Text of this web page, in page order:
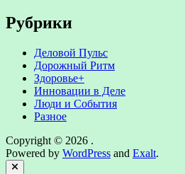
Рубрики
Деловой Пульс
Дорожный Ритм
Здоровье+
Инновации в Деле
Люди и События
Разное
Copyright © 2026 .
Powered by WordPress and Exalt.
Close